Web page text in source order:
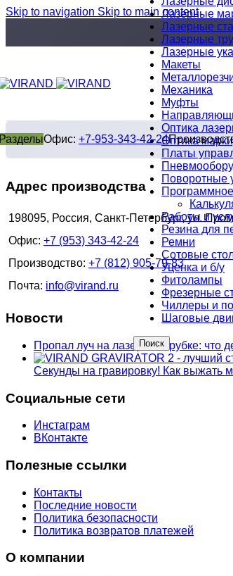
Skip to navigation Skip to main content
Лазерные
Лазерные
Лазерные
Лазерные
Макеты
Механика
Муфты
Оптика
Оптика
Платы
Поворотные
Работы и
Резина для
Ремни
Сотовые
Уценка и б/у
Фитолампы
Фрезерные
Чиллеры и
Шаговые
Поиск
Офис: +7-953-343-42-24
Адрес производства
198095, Россия, Санкт-Петербург, ул.
Офис: +7 (953) 343-42-24
Производство: +7 (812) 905-79-83
Почта: info@virand.ru
Новости
Пропал луч на лазерной трубке: что
Секунды на гравировку! Как выжать
Социальные сети
Инстаграм
ВКонтакте
Полезные ссылки
Контакты
Последние новости
Политика безопасности
Политика возвратов платежей
О компании